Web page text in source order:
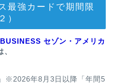
最強カードで期間限
）
セゾン・アメリカ
、
※2026年8月3日以降「年間5